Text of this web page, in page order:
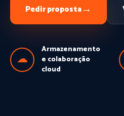
Pedir proposta→
☁
Armazenamento
e colaboração
cloud